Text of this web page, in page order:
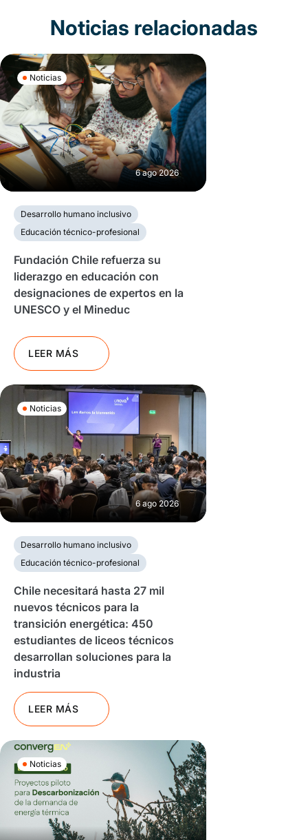
Noticias relacionadas
Noticias
6 ago 2026
Desarrollo humano inclusivo
Educación técnico-profesional
Fundación Chile refuerza su
liderazgo en educación con
designaciones de expertos en la
UNESCO y el Mineduc
LEER MÁS
Noticias
6 ago 2026
Desarrollo humano inclusivo
Educación técnico-profesional
Chile necesitará hasta 27 mil
nuevos técnicos para la
transición energética: 450
estudiantes de liceos técnicos
desarrollan soluciones para la
industria
LEER MÁS
Noticias